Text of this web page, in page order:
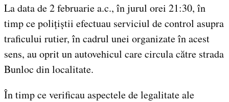
La data de 2 februarie a.c., în jurul orei 21:30, în
timp ce polițiștii efectuau serviciul de control asupra
traficului rutier, în cadrul unei organizate în acest
sens, au oprit un autovehicul care circula către strada
Bunloc din localitate.
În timp ce verificau aspectele de legalitate ale